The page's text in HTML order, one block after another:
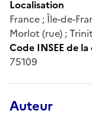
Localisation
France ; Île-de-
Morlot (rue) ;
Code INSEE de
75109
Auteur